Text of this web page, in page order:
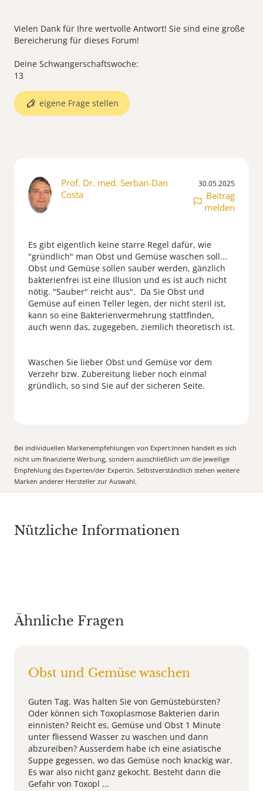
Vielen Dank für Ihre wertvolle Antwort! Sie sind eine große
Bereicherung für dieses Forum!
Deine Schwangerschaftswoche:
eigene Frage stellen
Prof. Dr. med. Serban-Dan
Costa
30.05.2025
Beitrag
melden
Es gibt eigentlich keine starre Regel dafür, wie
"gründlich" man Obst und Gemüse waschen soll...
Obst und Gemüse sollen sauber werden, gänzlich
bakterienfrei ist eine Illusion und es ist auch nicht
nötig. "Sauber" reicht aus". Da Sie Obst und
Gemüse auf einen Teller legen, der nicht steril ist,
kann so eine Bakterienvermehrung stattfinden,
auch wenn das, zugegeben, ziemlich theoretisch ist.
Waschen Sie lieber Obst und Gemüse vor dem
Verzehr bzw. Zubereitung lieber noch einmal
Bei individuellen Markenempfehlungen von Expert:Innen handelt es sich
nicht um finanzierte Werbung, sondern ausschließlich um die jeweilige
Empfehlung des Experten/der Expertin. Selbstverständlich stehen weitere
Marken anderer Hersteller zur Auswahl.
Nützliche Informationen
Ähnliche Fragen
Obst und Gemüse waschen
Guten Tag. Was halten Sie von Gemüstebürsten?
Oder können sich Toxoplasmose Bakterien darin
einnisten? Reicht es, Gemüse und Obst 1 Minute
unter fliessend Wasser zu waschen und dann
abzureiben? Ausserdem habe ich eine asiatische
Suppe gegessen, wo das Gemüse noch knackig war.
Es war also nicht ganz gekocht. Besteht dann die
Gefahr von Toxopl ...